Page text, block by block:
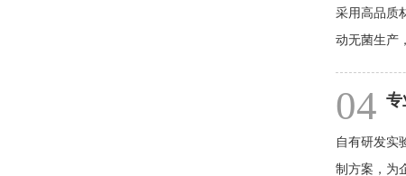
采用高品质
动无菌生产
04 专
自有研发实
制方案，为